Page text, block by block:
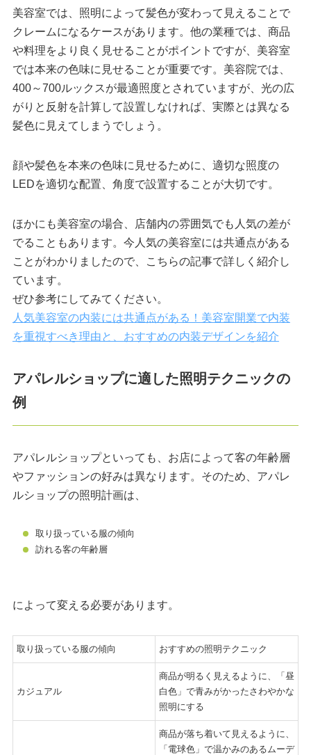
美容室では、照明によって髪色が変わって見えることで
クレームになるケースがあります。他の業種では、商品
や料理をより良く見せることがポイントですが、美容室
では本来の色味に見せることが重要です。美容院では、
400～700ルックスが最適照度とされていますが、光の広
がりと反射を計算して設置しなければ、実際とは異なる
髪色に見えてしまうでしょう。
顔や髪色を本来の色味に見せるために、適切な照度の
LEDを適切な配置、角度で設置することが大切です。
ほかにも美容室の場合、店舗内の雰囲気でも人気の差が
でることもあります。今人気の美容室には共通点がある
ことがわかりましたので、こちらの記事で詳しく紹介し
ています。
ぜひ参考にしてみてください。
人気美容室の内装には共通点がある！美容室開業で内装
を重視すべき理由と、おすすめの内装デザインを紹介
アパレルショップに適した照明テクニックの
例
アパレルショップといっても、お店によって客の年齢層
やファッションの好みは異なります。そのため、アパレ
ルショップの照明計画は、
取り扱っている服の傾向
訪れる客の年齢層
によって変える必要があります。
取り扱っている服の傾向 おすすめの照明テクニック
カジュアル
商品が明るく見えるように、「昼
白色」で青みがかったさわやかな
照明にする
商品が落ち着いて見えるように、
「電球色」で温かみのあるムーデ